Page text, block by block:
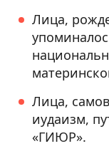
Лица,
Лица,
иудаизм,
«ГИЮР».